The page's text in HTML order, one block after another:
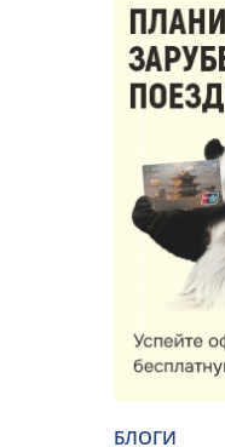
БЛОГИ